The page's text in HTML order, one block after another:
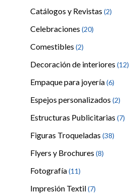
Catálogos y Revistas (2)
Celebraciones (20)
Comestibles (2)
Decoración de interiores (12)
Empaque para joyería(6)
Espejos personalizados (2)
Estructuras Publicitarias (7)
Figuras Troqueladas (38)
Flyers y Brochures (8)
Fotografía(11)
Impresión Textil(7)